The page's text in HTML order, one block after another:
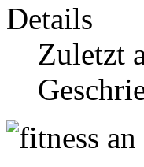
Details
Zuletzt